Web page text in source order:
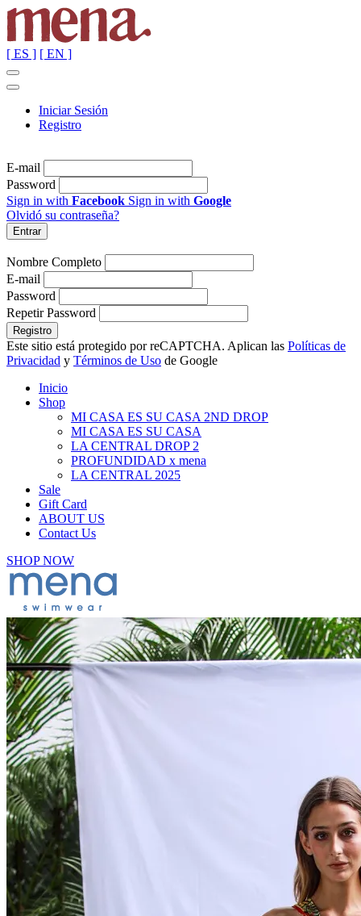
[ ES ] [ EN ]
Iniciar Sesión
Registro
E-mail
Password
Sign in with Facebook Sign in with Google
Olvidó su contraseña?
Nombre Completo
E-mail
Password
Repetir Password
Este sitio está protegido por reCAPTCHA. Aplican las Políticas de
Privacidad y Términos de Uso de Google
Inicio
Shop
MI CASA ES SU CASA 2ND DROP
MI CASA ES SU CASA
LA CENTRAL DROP 2
PROFUNDIDAD x mena
LA CENTRAL 2025
Sale
Gift Card
ABOUT US
Contact Us
SHOP NOW